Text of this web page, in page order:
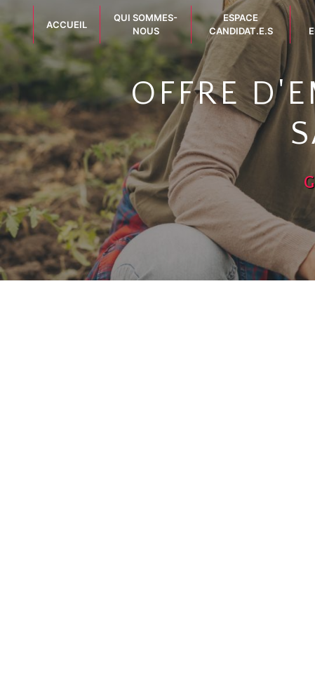
ACCUEIL
QUI SOMMES-
NOUS
ESPACE
CANDIDAT.E.S
OFFRE
Panneau de gestion des cookies